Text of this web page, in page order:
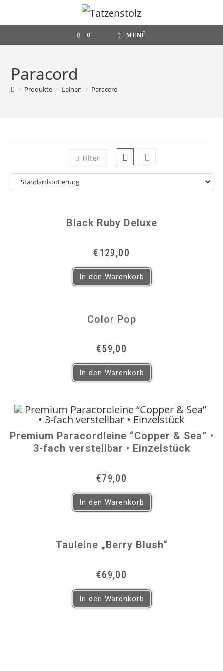
0 MENÜ
Paracord
> Produkte > Leinen > Paracord
Filter
Black Ruby Deluxe
€ 129,00
In den Warenkorb
Color Pop
€59,00
In den Warenkorb
Premium Paracordleine “Copper & Sea” •
3-fach verstellbar • Einzelstück
€79,00
In den Warenkorb
Tauleine „Berry Blush“
€69,00
In den Warenkorb